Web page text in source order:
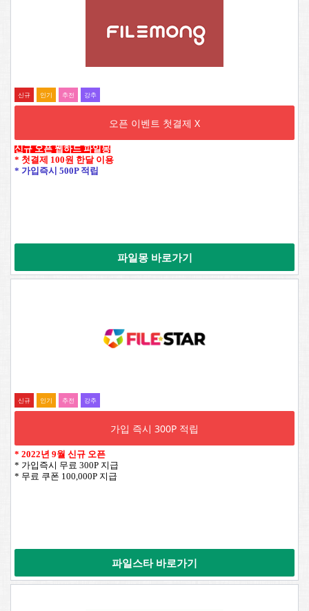
신규 인기 추전 강추
오픈 이벤트 첫결제 X
신규 오픈 웹하드 파일몽
* 첫결제 100원 한달 이용
* 가입즉시 500P 적립
파일몽 바로가기
신규 인기 추전 강추
가입 즉시 300P 적립
* 2022년 9월 신규 오픈
* 가입즉시 무료 300P 지급
* 무료 쿠폰 100,000P 지급
파일스타 바로가기